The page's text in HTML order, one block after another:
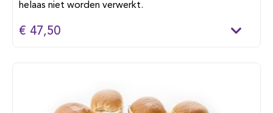
helaas niet worden verwerkt.
€ 47,50